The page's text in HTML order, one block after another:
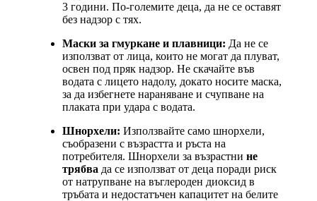
3 години. По-големите деца, да не се оставят
без надзор с тях.
Маски за гмуркане и плавници: Да не се
използват от лица, които не могат да плуват,
освен под пряк надзор. Не скачайте във
водата с лицето надолу, докато носите маска,
за да избегнете нараняване и счупване на
плаката при удара с водата.
Шнорхели: Използвайте само шнорхели,
съобразени с възрастта и ръста на
потребителя. Шнорхели за възрастни не
трябва да се използват от деца поради риск
от натрупване на въглероден диоксид в
тръбата и недостатъчен капацитет на белите